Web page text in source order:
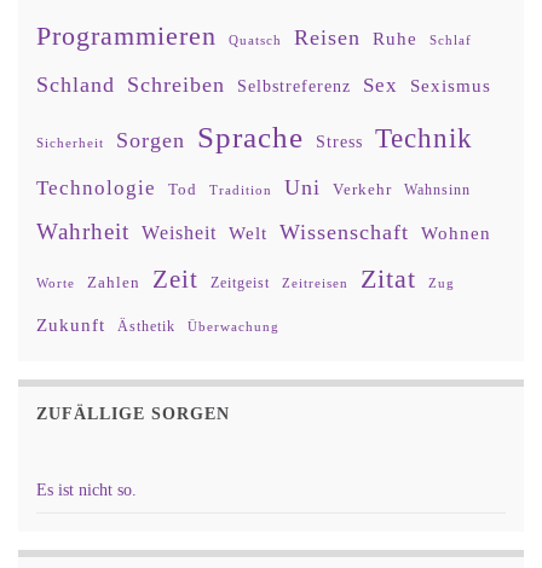
Programmieren Quatsch Reisen Ruhe Schlaf
Schland Schreiben Selbstreferenz Sex Sexismus
Sicherheit Sorgen Sprache Stress Technik
Technologie Tod Tradition Uni Verkehr Wahnsinn
Wahrheit Weisheit Welt Wissenschaft Wohnen
Worte Zahlen Zeit Zeitgeist Zeitreisen Zitat Zug
Zukunft Ästhetik Überwachung
ZUFÄLLIGE SORGEN
Es ist nicht so.